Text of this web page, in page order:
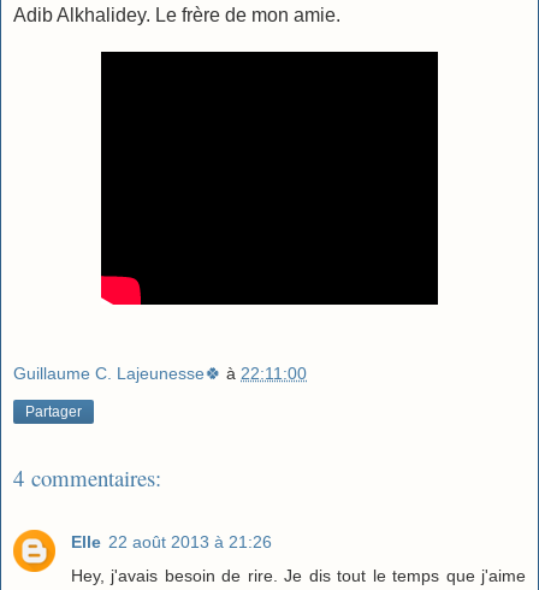
Adib Alkhalidey. Le frère de mon amie.
Guillaume C. Lajeunesse🍀 à 22:11:00
Partager
4 commentaires:
Elle 22 août 2013 à 21:26
Hey, j'avais besoin de rire. Je dis tout le temps que j'aime